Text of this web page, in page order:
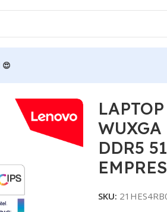
😍
Core i5-1335U 1.3/4.6GHz 16GB
DDR5
SKU: